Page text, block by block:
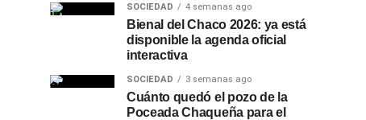
SOCIEDAD 4 semanas ago
Bienal del Chaco 2026: ya está
disponible la agenda oficial
interactiva
SOCIEDAD 3 semanas ago
Cuánto quedó el pozo de la
Poceada Chaqueña para el